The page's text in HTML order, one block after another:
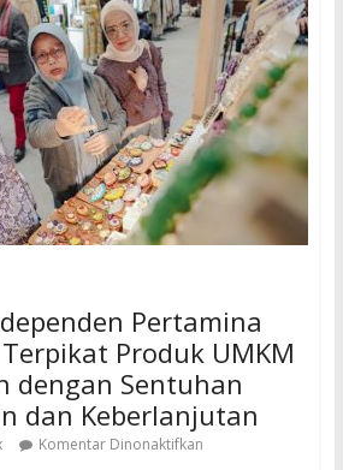
Pertamina
Produk UMKM
dengan Sentuhan
dan Keberlanjutan
Komentar Dinonaktifkan